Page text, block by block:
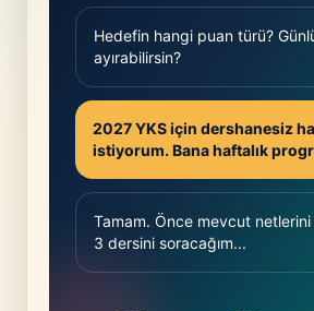
Hedefin hangi puan türü?
ayırabilirsin?
2027 YKS için dershanesiz
istiyorum. Bana haftalık
Tamam. Önce mevcut netlerini
3 dersini soracağım...